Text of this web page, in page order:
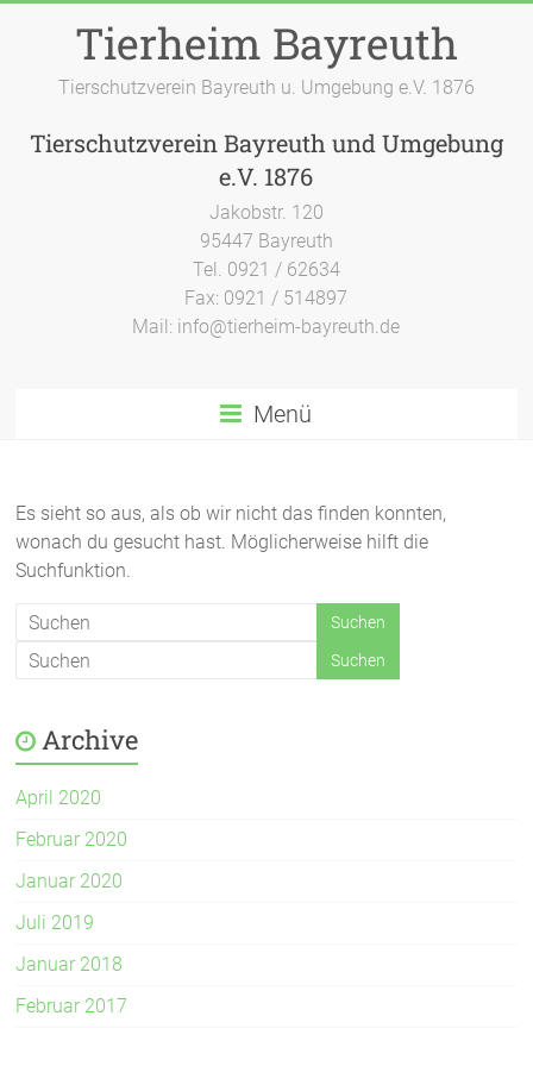
Tierheim Bayreuth
Tierschutzverein Bayreuth u. Umgebung e.V. 1876
Tierschutzverein Bayreuth und Umgebung
e.V. 1876
Jakobstr. 120
95447 Bayreuth
Tel. 0921 / 62634
Fax: 0921 / 514897
Mail: info@tierheim-bayreuth.de
Menü
Es sieht so aus, als ob wir nicht das finden konnten,
wonach du gesucht hast. Möglicherweise hilft die
Suchfunktion.
Archive
April 2020
Februar 2020
Januar 2020
Juli 2019
Januar 2018
Februar 2017